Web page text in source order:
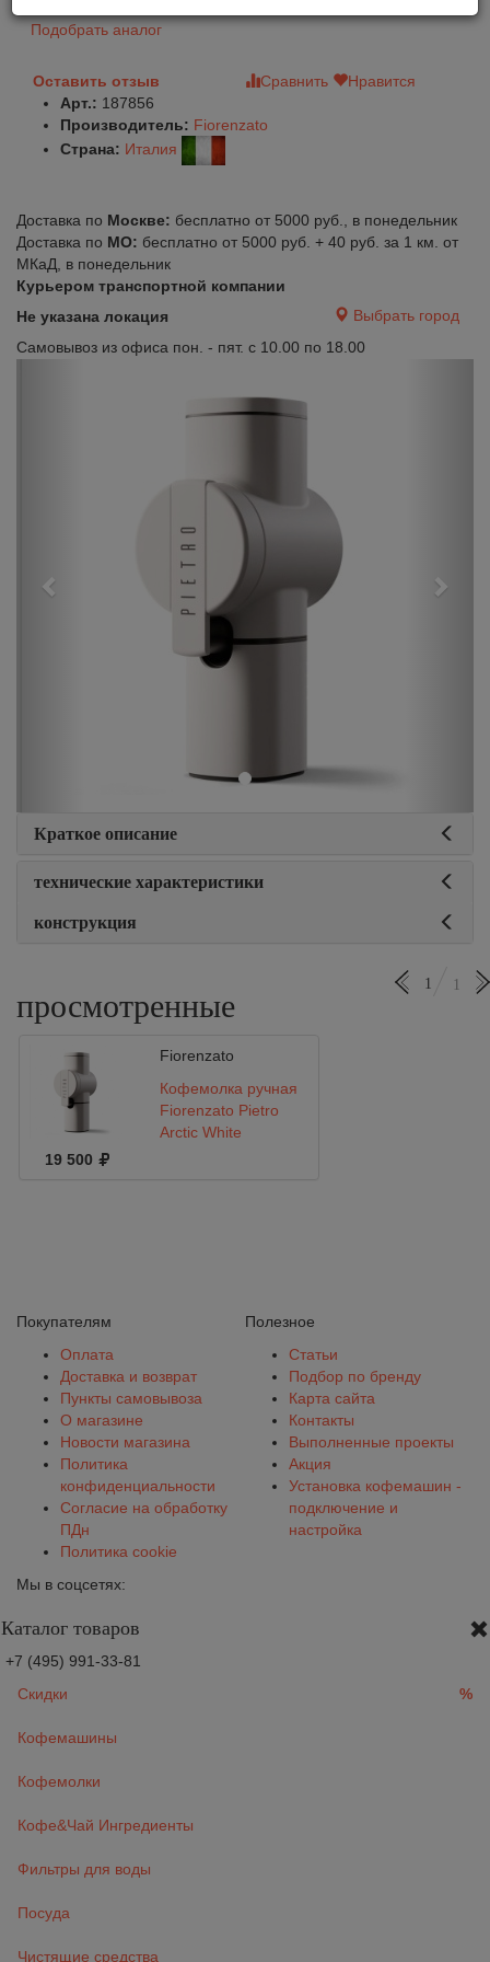
Подобрать аналог
Оставить отзыв Сравнить
Нравится
Арт.: 187856
Производитель: Fiorenzato
Страна: Италия
Доставка по Москве: бесплатно от 5000 руб., в понедельник
Доставка по МО: бесплатно от 5000 руб. + 40 руб. за 1 км. от
МКаД, в понедельник
Курьером транспортной компании
Не указана локация
Выбрать город
Самовывоз из офиса пон. - пят. с 10.00 по 18.00
Краткое описание
технические характеристики
конструкция
просмотренные
1 1
Fiorenzato
Кофемолка ручная
Fiorenzato Pietro
Arctic White
19 500
Покупателям
Оплата
Доставка и возврат
Пункты самовывоза
О магазине
Новости магазина
Политика
конфиденциальности
Согласие на обработку
ПДн
Политика cookie
Полезное
Статьи
Подбор по бренду
Карта сайта
Контакты
Выполненные проекты
Акция
Установка кофемашин -
подключение и
настройка
Мы в соцсетях:
Каталог товаров
+7 (495) 991-33-81
Скидки
%
Кофемашины
Кофемолки
Кофе&Чай Ингредиенты
Фильтры для воды
Посуда
Чистящие средства